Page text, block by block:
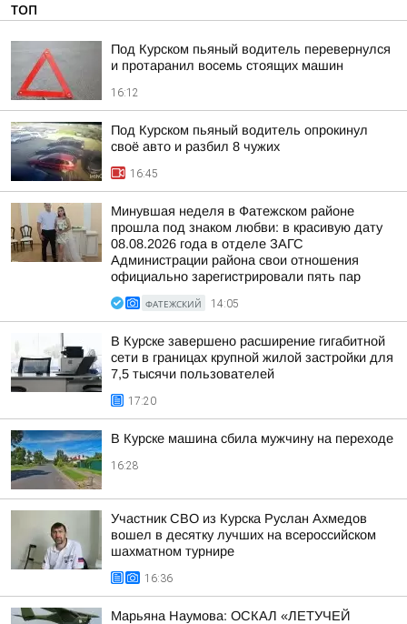
ТОП
Под Курском пьяный водитель перевернулся
и протаранил восемь стоящих машин
16:12
Под Курском пьяный водитель опрокинул
своё авто и разбил 8 чужих
16:45
Минувшая неделя в Фатежском районе
прошла под знаком любви: в красивую дату
08.08.2026 года в отделе ЗАГС
Администрации района свои отношения
официально зарегистрировали пять пар
ФАТЕЖСКИЙ 14:05
В Курске завершено расширение гигабитной
сети в границах крупной жилой застройки для
7,5 тысячи пользователей
17:20
В Курске машина сбила мужчину на переходе
16:28
Участник СВО из Курска Руслан Ахмедов
вошел в десятку лучших на всероссийском
шахматном турнире
16:36
Марьяна Наумова: ОСКАЛ «ЛЕТУЧЕЙ